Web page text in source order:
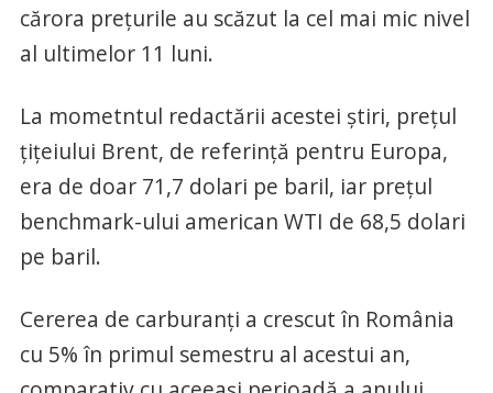
cărora prețurile au scăzut la cel mai mic nivel
al ultimelor 11 luni.
La mometntul redactării acestei știri, prețul
țițeiului Brent, de referință pentru Europa,
era de doar 71,7 dolari pe baril, iar prețul
benchmark-ului american WTI de 68,5 dolari
pe baril.
Cererea de carburanți a crescut în România
cu 5% în primul semestru al acestui an,